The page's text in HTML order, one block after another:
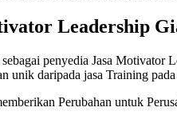
Leadership
penyedia Jasa
unik daripada jasa Training
Perubahan untuk